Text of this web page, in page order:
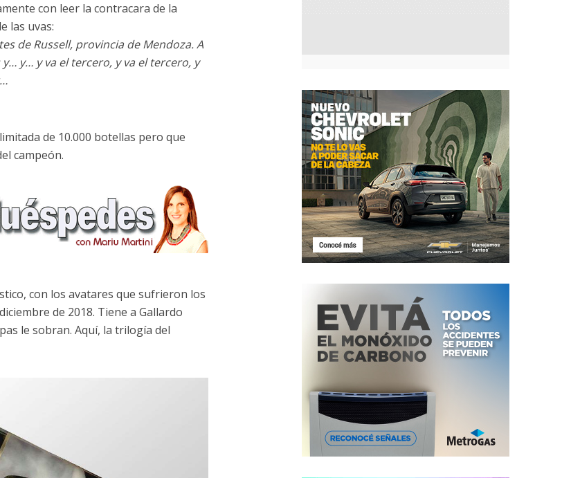
con leer la contracara de la
las uvas:
de Russell, provincia de Mendoza. A
y… y va el tercero, y va el tercero, y
de 10.000 botellas pero que
campeón.
con los avatares que sufrieron los
de 2018. Tiene a Gallardo
le sobran. Aquí, la trilogía del